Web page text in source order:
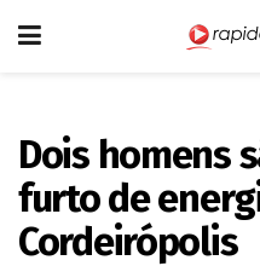
Dois homens
furto de
Cordeirópolis